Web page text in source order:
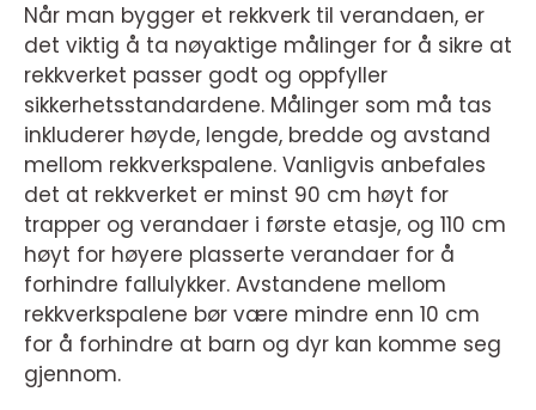
Når man bygger et rekkverk til verandaen, er
det viktig å ta nøyaktige målinger for å sikre at
rekkverket passer godt og oppfyller
sikkerhetsstandardene. Målinger som må tas
inkluderer høyde, lengde, bredde og avstand
mellom rekkverkspalene. Vanligvis anbefales
det at rekkverket er minst 90 cm høyt for
trapper og verandaer i første etasje, og 110 cm
høyt for høyere plasserte verandaer for å
forhindre fallulykker. Avstandene mellom
rekkverkspalene bør være mindre enn 10 cm
for å forhindre at barn og dyr kan komme seg
gjennom.